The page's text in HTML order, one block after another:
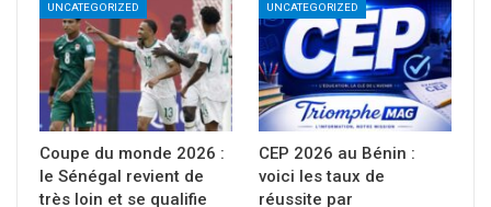
UNCATEGORIZED
Coupe du monde 2026 :
le Sénégal revient de
très loin et se qualifie
UNCATEGORIZED
CEP 2026 au Bénin :
voici les taux de
réussite par